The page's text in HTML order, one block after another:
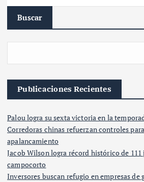
Buscar
Publicaciones Recientes
Palou logra su sexta victoria en la
Corredoras chinas refuerzan controles
apalancamiento
Jacob Wilson logra récord histórico de
campocorto
Inversores buscan refugio en empresas de